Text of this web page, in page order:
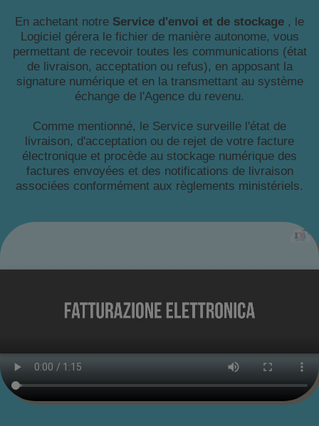
En achetant notre Service d'envoi et de stockage , le
Logiciel gérera le fichier de manière autonome, vous
permettant de recevoir toutes les communications (état
de livraison, acceptation ou refus), en apposant la
signature numérique et en la transmettant au système
échange de l'Agence du revenu.
Comme mentionné, le Service surveille l'état de
livraison, d'acceptation ou de rejet de votre facture
électronique et procède au stockage numérique des
factures envoyées et des notifications de livraison
associées conformément aux règlements ministériels.